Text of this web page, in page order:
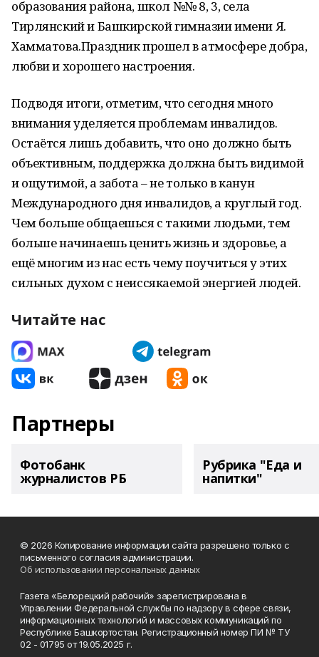
образования района, школ №№ 8, 3, села
Тирлянский и Башкирской гимназии имени Я.
Хамматова.Праздник прошел в атмосфере добра,
любви и хорошего настроения.
Подводя итоги, отметим, что сегодня много
внимания уделяется проблемам инвалидов.
Остаётся лишь добавить, что оно должно быть
объективным, поддержка должна быть видимой
и ощутимой, а забота – не только в канун
Международного дня инвалидов, а круглый год.
Чем больше общаешься с такими людьми, тем
больше начинаешь ценить жизнь и здоровье, а
ещё многим из нас есть чему поучиться у этих
сильных духом с неиссякаемой энергией людей.
Читайте нас
Партнеры
Фотобанк
журналистов РБ
Рубрика "Еда и
напитки"
© 2026 Копирование информации сайта разрешено только с
письменного согласия администрации.
Об использовании персональных данных
Газета «Белорецкий рабочий» зарегистрирована в
Управлении Федеральной службы по надзору в сфере связи,
информационных технологий и массовых коммуникаций по
Республике Башкортостан. Регистрационный номер ПИ № ТУ
02 - 01795 от 19.05.2025 г.